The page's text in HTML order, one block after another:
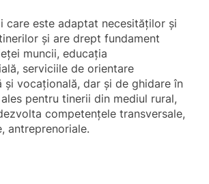
care este adaptat necesităţilor şi
şi are drept fundament
muncii, educaţia
serviciile de orientare
şi vocaţională, dar şi de ghidare în
pentru tinerii din mediul rural,
competenţele transversale,
antreprenoriale.